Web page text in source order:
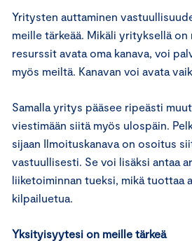
Yritysten auttaminen
meille tärkeää. Mikäli yrityksellä on
resurssit avata oma kanava, voi
myös meiltä. Kanavan voi avata
Samalla yritys pääsee ripeästi
viestimään siitä myös ulospäin.
sijaan Ilmoituskanava on osoitus
vastuullisesti. Se voi lisäksi antaa
liiketoiminnan tueksi, mikä tuottaa
kilpailuetua.
Yksityisyytesi on meille tärkeä